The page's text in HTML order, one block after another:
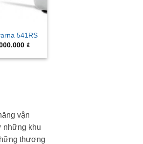
541RS
₫Current
is:
vận
những khu
thương